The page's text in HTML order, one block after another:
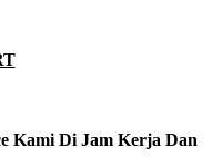
Kami Di Jam Kerja Dan